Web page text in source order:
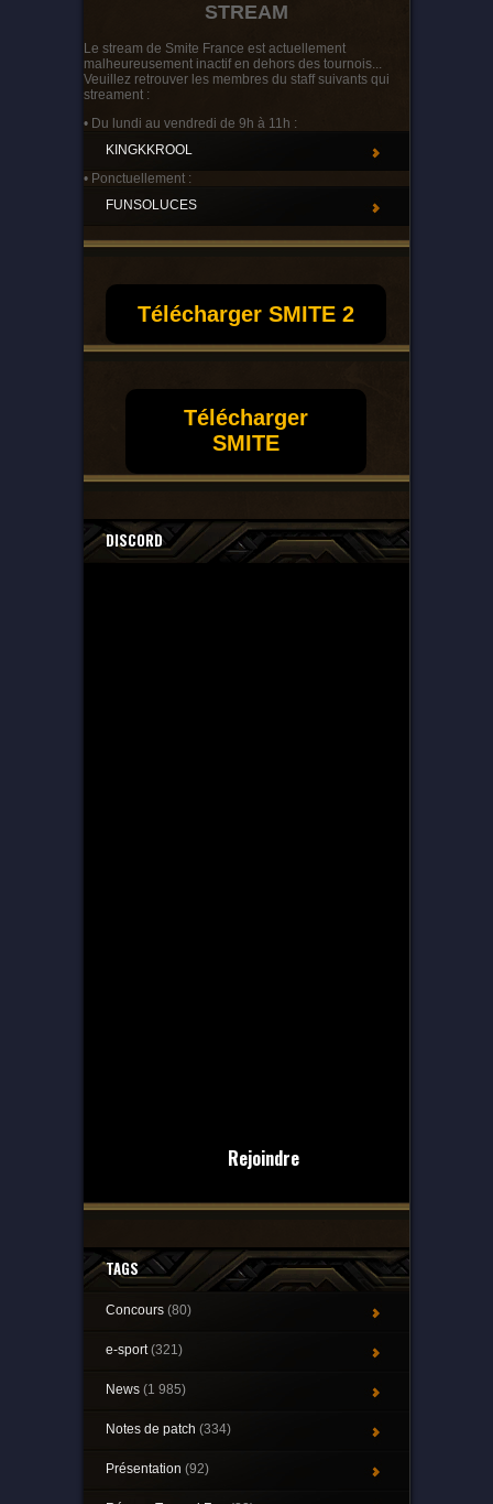
STREAM
Le stream de Smite France est actuellement
malheureusement inactif en dehors des tournois...
Veuillez retrouver les membres du staff suivants qui
streament :
• Du lundi au vendredi de 9h à 11h :
KINGKKROOL
• Ponctuellement :
FUNSOLUCES
Télécharger SMITE 2
Télécharger
SMITE
DISCORD
Rejoindre
TAGS
Concours (80)
e-sport(321)
News (1 985)
Notes de patch (334)
Présentation (92)